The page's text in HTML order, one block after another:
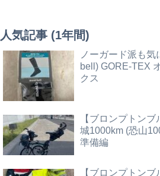
人気記事 (1年間)
ノーガード派も
bell) GORE-TEX
クス
【ブロンプトン
城1000km (恐山
準備編
【ブロンプトン